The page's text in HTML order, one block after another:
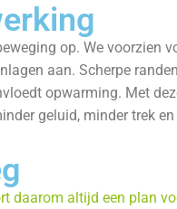
op. We voorzien
aan. Scherpe
opwarming. Met
geluid, minder trek
daarom altijd een plan